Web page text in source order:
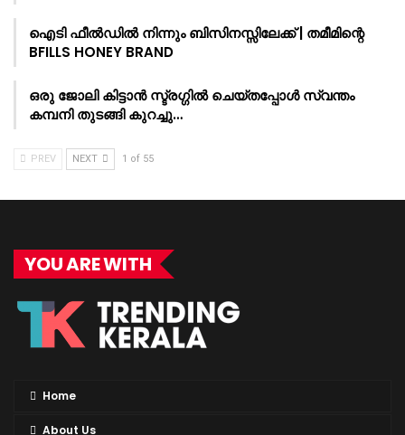
ഐടി ഫീൽഡിൽ നിന്നും ബിസിനസ്സിലേക്ക് | തമീമിന്റെ
BFILLS HONEY BRAND
ഒരു ജോലി കിട്ടാൻ സ്ട്രഗ്ഗിൽ ചെയ്തപ്പോൾ സ്വന്തം
കമ്പനി തുടങ്ങി കുറച്ചു…
PREV NEXT 1 of 55
YOU ARE WITH
Home
About Us